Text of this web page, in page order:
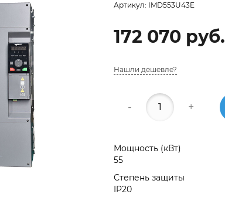
Артикул: IMD553U43E
172 070 руб.
Нашли дешевле?
- +
Мощность (кВт)
55
Степень защиты
IP20